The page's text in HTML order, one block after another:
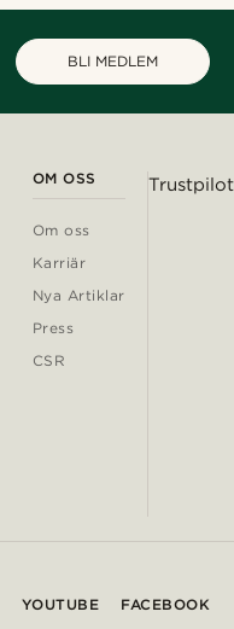
BLI MEDLEM
OM OSS
Om oss
Karriär
Nya Artiklar
Press
CSR
Trustpilot
YOUTUBE FACEBOOK